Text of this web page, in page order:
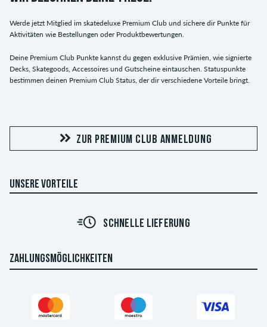
Werde jetzt Mitglied im skatedeluxe Premium Club und sichere dir Punkte für
Aktivitäten wie Bestellungen oder Produktbewertungen.
Deine Premium Club Punkte kannst du gegen exklusive Prämien, wie signierte
Decks, Skategoods, Accessoires und Gutscheine eintauschen. Statuspunkte
bestimmen deinen Premium Club Status, der dir verschiedene Vorteile bringt.
ZUR PREMIUM CLUB ANMELDUNG
UNSERE VORTEILE
SCHNELLE LIEFERUNG
ZAHLUNGSMÖGLICHKEITEN